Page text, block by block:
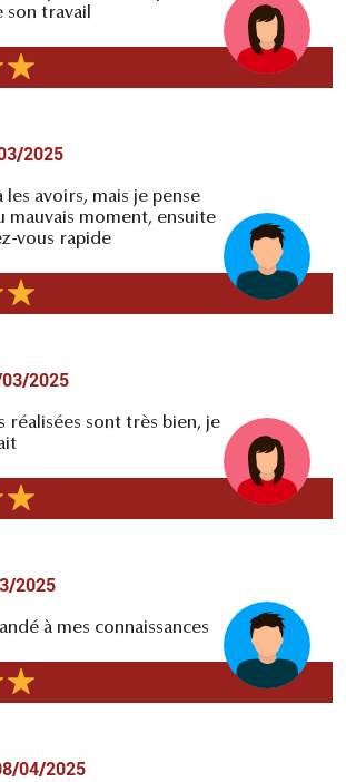
son travail
2025
les avoirs, mais je pense
mauvais moment, ensuite
vous rapide
2025
réalisées sont très bien, je
2025
à mes connaissances
04/2025